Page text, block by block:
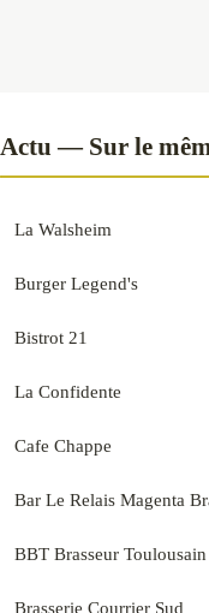
Actu — Sur le
La Walsheim
Burger Legend's
Bistrot 21
La Confidente
Cafe Chappe
Bar Le Relais Magenta
BBT Brasseur Toulousain
Brasserie Courrier Sud